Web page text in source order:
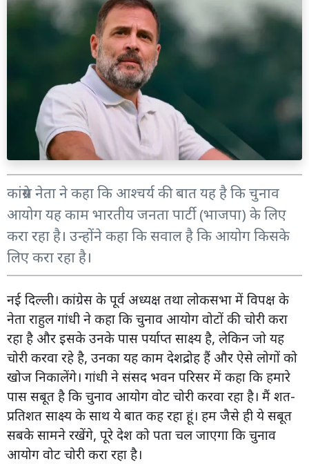
कांग्रेस नेता ने कहा कि आश्चर्य की बात यह है कि चुनाव
आयोग यह काम भारतीय जनता पार्टी (भाजपा) के लिए
करा रहा है। उन्होंने कहा कि सवाल है कि आयोग किसके
लिए करा रहा है।
नई दिल्ली। कांग्रेस के पूर्व अध्यक्ष तथा लोकसभा में विपक्ष के
नेता राहुल गांधी ने कहा कि चुनाव आयोग वोटों की चोरी करा
रहा है और इसके उनके पास पर्याप्त साक्ष्य है, लेकिन जो यह
चोरी करवा रहे है, उनका यह काम देशद्रोह हैं और ऐसे लोगों को
खोज निकालेंगे। गांधी ने संसद भवन परिसर में कहा कि हमारे
पास सबूत है कि चुनाव आयोग वोट चोरी करवा रहा है। मैं शत-
प्रतिशत साक्ष्य के साथ ये बात कह रहा हूं। हम जैसे ही ये सबूत
सबके सामने रखेंगे, पूरे देश को पता चल जाएगा कि चुनाव
आयोग वोट चोरी करा रहा है।